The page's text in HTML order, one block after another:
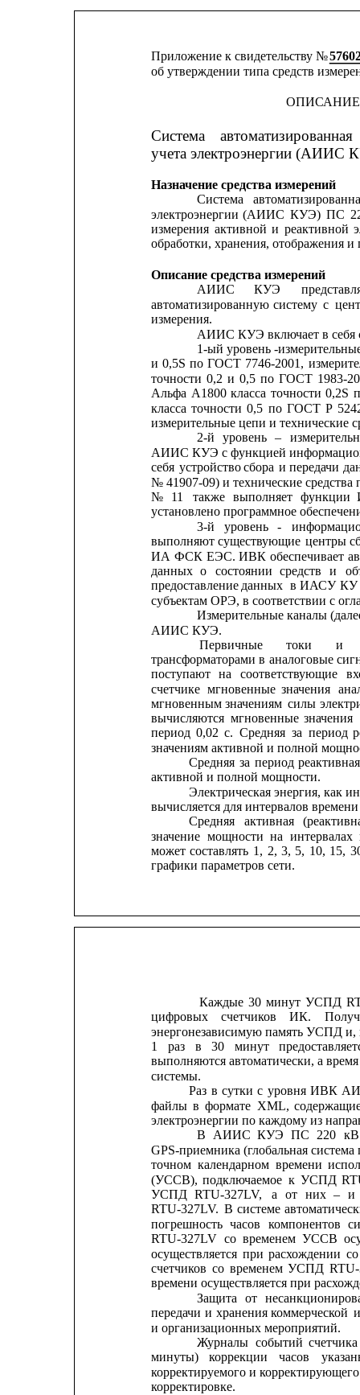
Приложение к свидетельству №
об утверждении типа средств
ОПИСАНИЕ
Система
автоматизированная
учета электроэнергии
Назначение средства измерений
Система
электроэнергии (АИИС КУЭ) ПС
измерения активной и реактивной
обработки, хранения, отображения
Описание средства измерений
АИИС
КУЭ
автоматизированную систему с
измерения.
АИИС КУЭ включает в себя
1-ый уровень -
и 0,5S по ГОСТ 7746-2001,
точности 0,2 и 0,5 по ГОСТ 1983-
Альфа А1800 класса точности 0,2S
класса точности 0,5 по ГОСТ Р
измерительные цепи и технические
2-й
уровень –
АИИС КУЭ с функцией
себя устройство сбора и передачи
№ 41907-09) и технические
№
11 также выполняет функции
установлено программное
3-й
уровень -
выполняют существующие центры
ИА ФСК ЕЭС. ИВК обеспечивает
данных о состоянии средств и
предоставление данных в ИАСУ КУ
субъектам ОРЭ, в соответствии с
Измерительные каналы
АИИС КУЭ.
Первичные
токи
и
трансформаторами в аналоговые
поступают на соответствующие
счетчике мгновенные значения
мгновенным значениям силы
вычисляются мгновенные значения
период 0,02 с. Средняя за период
значениям активной и полной
Средняя за период реактивная
активной и полной мощности.
Электрическая энергия, как
вычисляется для интервалов
Средняя
активная
значение мощности на интервалах
может составлять 1, 2, 3, 5, 10, 15,
графики параметров сети.
Каждые 30 минут УСПД
цифровых
счетчиков ИК.
энергонезависимую память УСПД и,
1
раз в 30 минут
выполняются автоматически, а
системы.
Раз в сутки с уровня ИВК
файлы в формате XML,
электроэнергии по каждому из
В АИИС КУЭ ПС 220
кВ
GPS-приемника (глобальная
точном календарном времени
(УССВ), подключаемое к УСПД
УСПД RTU-327LV, а от них – и
RTU-327LV. В системе
погрешность часов компонентов
RTU-327LV со временем УССВ
осуществляется при расхождении со
счетчиков со временем УСПД
времени осуществляется при
Защита
от
передачи и хранения коммерческой
и организационных мероприятий.
Журналы событий счетчика
минуты)
коррекции часов
корректируемого и корректирующего
корректировке.